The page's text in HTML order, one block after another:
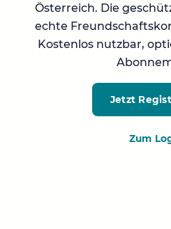
Österreich. Die
echte
Kostenlos nutzbar,
Jetzt
Zum